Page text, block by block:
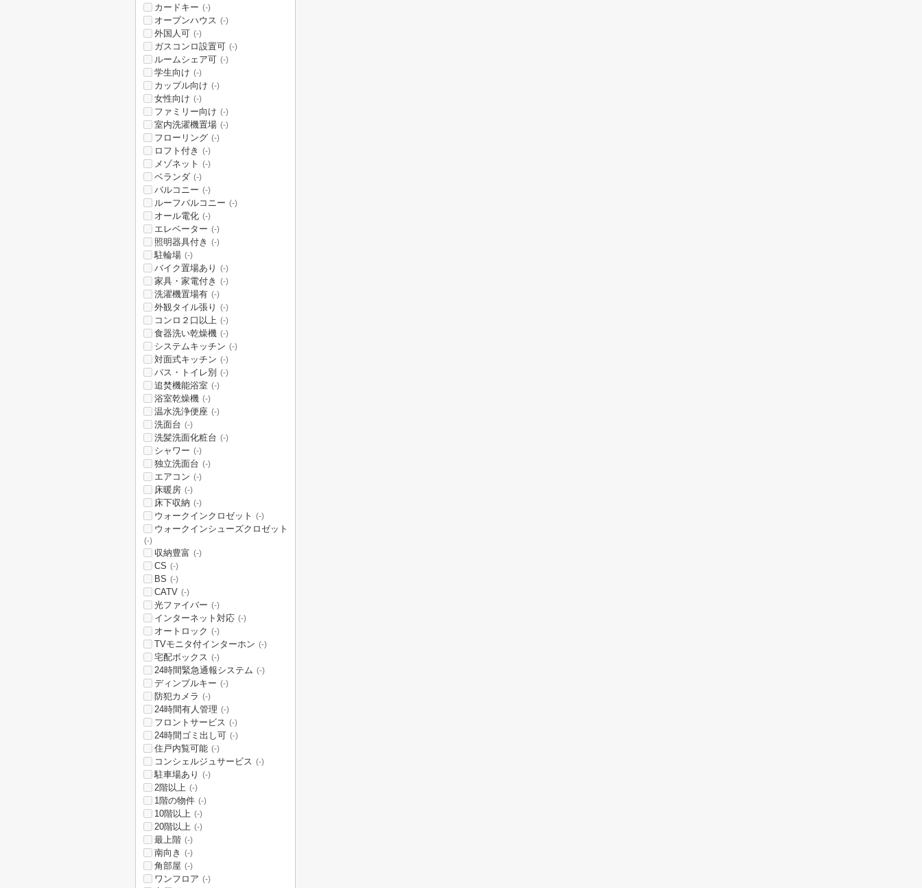
カードキー (-)
オープンハウス (-)
外国人可 (-)
ガスコンロ設置可 (-)
ルームシェア可 (-)
学生向け (-)
カップル向け (-)
女性向け (-)
ファミリー向け (-)
室内洗濯機置場 (-)
フローリング (-)
ロフト付き (-)
メゾネット (-)
ベランダ (-)
バルコニー (-)
ルーフバルコニー (-)
オール電化 (-)
エレベーター (-)
照明器具付き (-)
駐輪場 (-)
バイク置場あり (-)
家具・家電付き (-)
洗濯機置場有 (-)
外観タイル張り (-)
コンロ２口以上 (-)
食器洗い乾燥機 (-)
システムキッチン (-)
対面式キッチン (-)
バス・トイレ別 (-)
追焚機能浴室 (-)
浴室乾燥機 (-)
温水洗浄便座 (-)
洗面台 (-)
洗髪洗面化粧台 (-)
シャワー (-)
独立洗面台 (-)
エアコン (-)
床暖房 (-)
床下収納 (-)
ウォークインクロゼット (-)
ウォークインシューズクロゼット
(-)
収納豊富 (-)
CS (-)
BS (-)
CATV (-)
光ファイバー (-)
インターネット対応 (-)
オートロック (-)
TVモニタ付インターホン (-)
宅配ボックス (-)
24時間緊急通報システム (-)
ディンプルキー (-)
防犯カメラ (-)
24時間有人管理 (-)
フロントサービス (-)
24時間ゴミ出し可 (-)
住戸内覧可能 (-)
コンシェルジュサービス (-)
駐車場あり (-)
2階以上 (-)
1階の物件 (-)
10階以上 (-)
20階以上 (-)
最上階 (-)
南向き (-)
角部屋 (-)
ワンフロア (-)